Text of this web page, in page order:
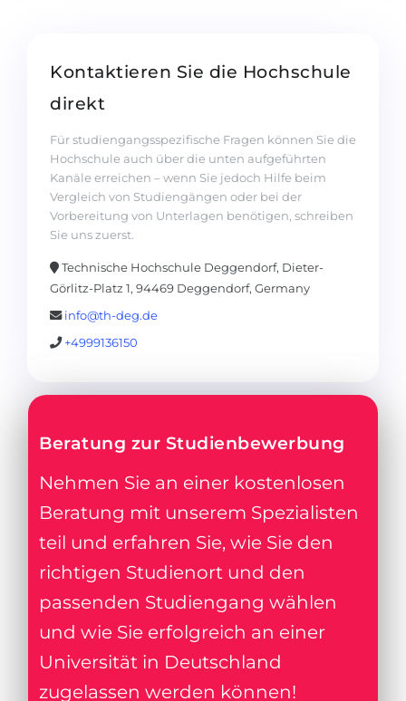
Kontaktieren Sie die Hochschule
direkt
Für studiengangsspezifische Fragen können Sie die
Hochschule auch über die unten aufgeführten
Kanäle erreichen – wenn Sie jedoch Hilfe beim
Vergleich von Studiengängen oder bei der
Vorbereitung von Unterlagen benötigen, schreiben
Sie uns zuerst.
Technische Hochschule Deggendorf, Dieter-
Görlitz-Platz 1, 94469 Deggendorf, Germany
info@th-deg.de
+4999136150
Beratung zur Studienbewerbung
Nehmen Sie an einer kostenlosen
Beratung mit unserem Spezialisten
teil und erfahren Sie, wie Sie den
richtigen Studienort und den
passenden Studiengang wählen
und wie Sie erfolgreich an einer
Universität in Deutschland
zugelassen werden können!